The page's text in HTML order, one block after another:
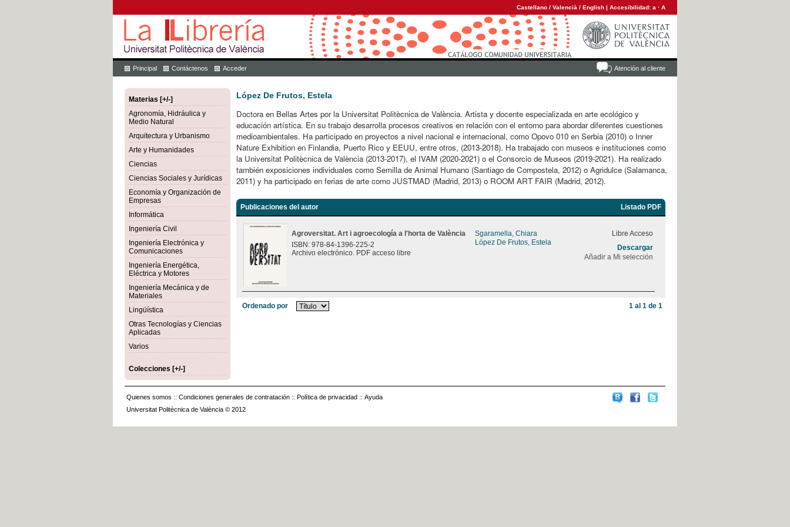
Castellano / Valencià / English | Accesibilidad: a · A
Atención al cliente
Principal Contáctenos Acceder
Materias [+/-]
Agronomía, Hidráulica y
Medio Natural
Arquitectura y Urbanismo
Arte y Humanidades
Ciencias
Ciencias Sociales y Jurídicas
Economía y Organización de
Empresas
Informática
Ingeniería Civil
Ingeniería Electrónica y
Comunicaciones
Ingeniería Energética,
Eléctrica y Motores
Ingeniería Mecánica y de
Materiales
Lingüística
Otras Tecnologías y Ciencias
Aplicadas
Varios
Colecciones [+/-]
López De Frutos, Estela
Doctora en Bellas Artes por la Universitat Politècnica de València. Artista y docente especializada en arte ecológico y
educación artística. En su trabajo desarrolla procesos creativos en relación con el entorno para abordar diferentes cuestiones
medioambientales. Ha participado en proyectos a nivel nacional e internacional, como Opovo 010 en Serbia (2010) o Inner
Nature Exhibition en Finlandia, Puerto Rico y EEUU, entre otros, (2013-2018). Ha trabajado con museos e instituciones como
la Universitat Politècnica de València (2013-2017), el IVAM (2020-2021) o el Consorcio de Museos (2019-2021). Ha realizado
también exposiciones individuales como Semilla de Animal Humano (Santiago de Compostela, 2012) o Agridulce (Salamanca,
2011) y ha participado en ferias de arte como JUSTMAD (Madrid, 2013) o ROOM ART FAIR (Madrid, 2012).
Publicaciones del autor Listado PDF
Agroversitat. Art i agroecología a l'horta de València
ISBN: 978-84-1396-225-2
Archivo electrónico. PDF acceso libre
Sgaramella, Chiara
López De Frutos, Estela
Libre Acceso
Descargar
Añadir a Mi selección
Ordenado por 1 al 1 de 1
Quienes somos :: Condiciones generales de contratación :: Política de privacidad :: Ayuda
Universitat Politècnica de València © 2012